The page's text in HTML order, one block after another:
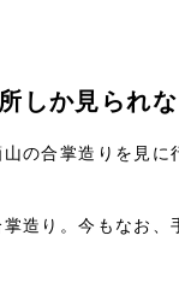
しか見られ
の合掌造りを見に
造り。今もなお